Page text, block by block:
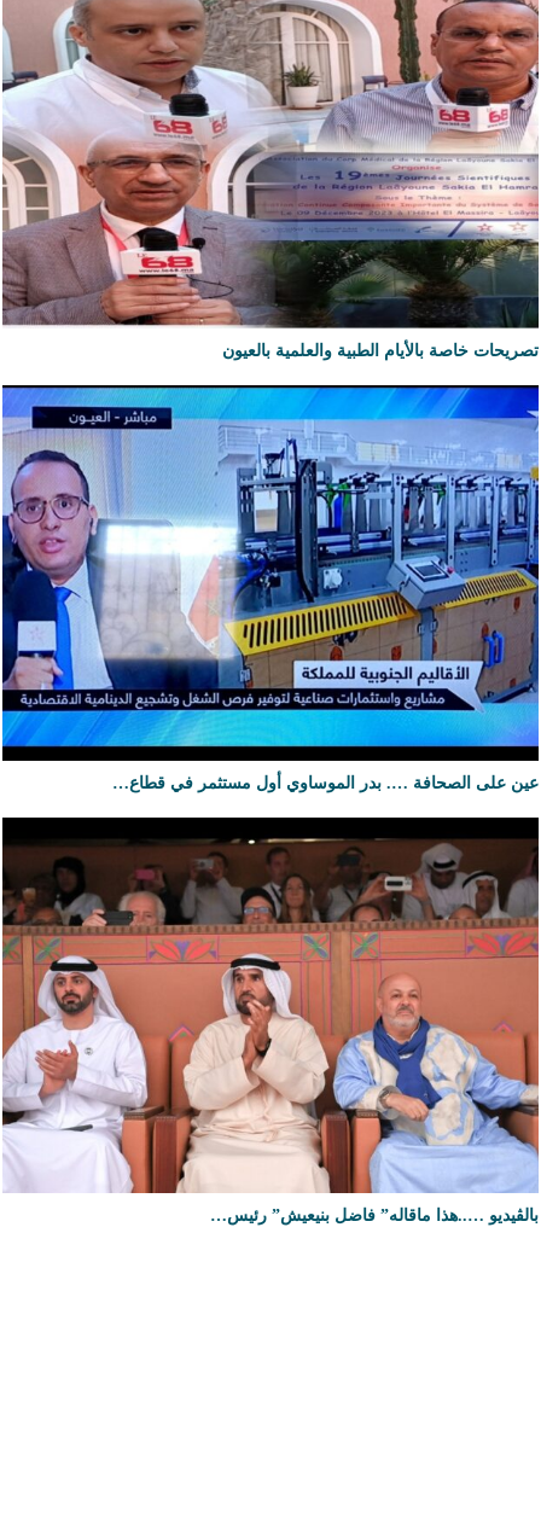
تصريحات خاصة بالأيام الطبية والعلمية بالعيون
عين على الصحافة …. بدر الموساوي أول مستثمر في قطاع…
بالڤيديو …..هذا ماقاله” فاضل بنيعيش” رئيس…